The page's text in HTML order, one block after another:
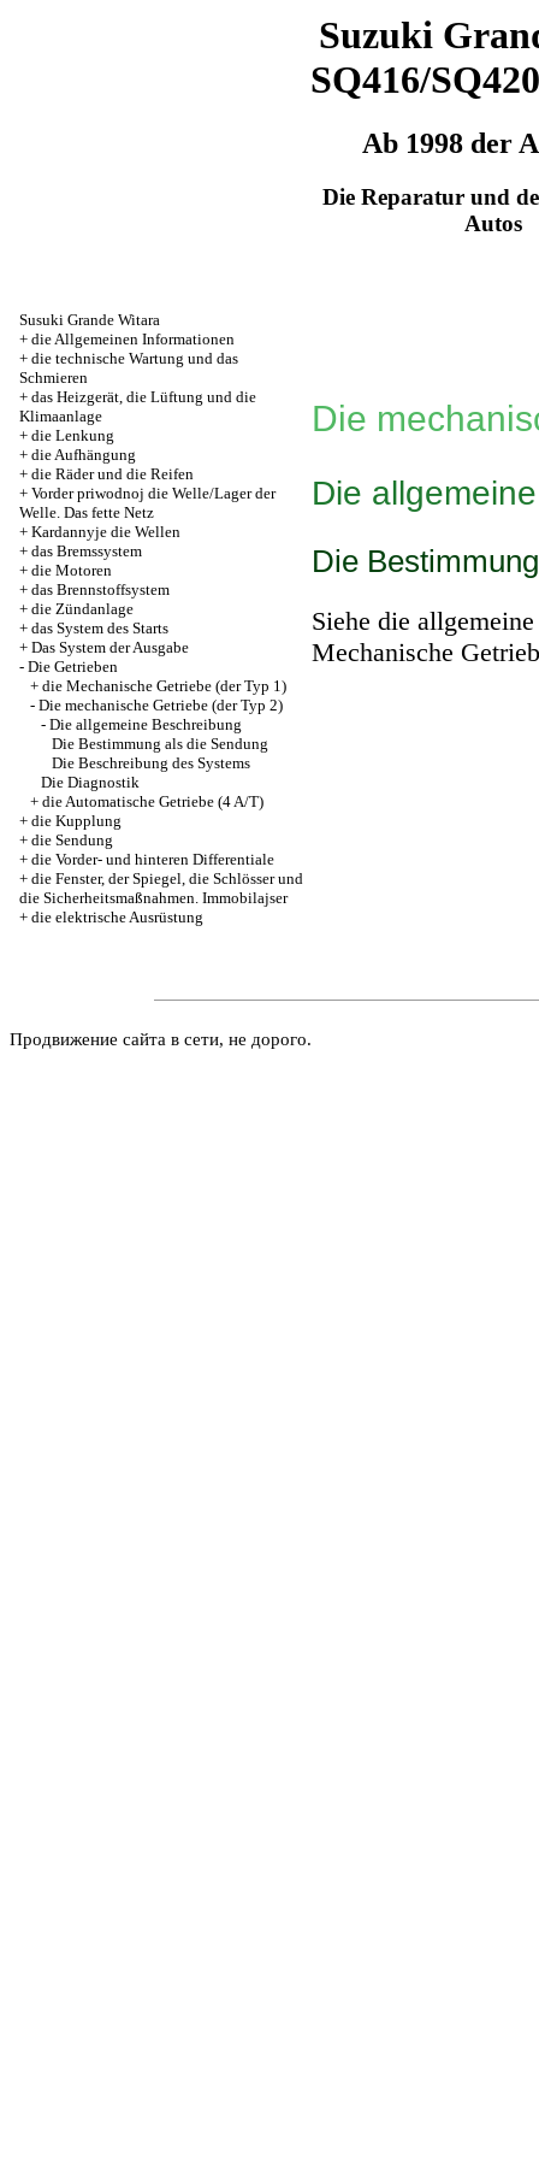
Suzuki
SQ416/
Ab 1998 der
Die Reparatur und
Autos
Susuki Grande Witara
+ die Allgemeinen Informationen
+ die technische Wartung und das
Schmieren
+ das Heizgerät, die Lüftung und die
Klimaanlage
+ die Lenkung
+ die Aufhängung
+ die Räder und die Reifen
+ Vorder priwodnoj die Welle/Lager der
Welle. Das fette Netz
+ Kardannyje die Wellen
+ das Bremssystem
+ die Motoren
+ das Brennstoffsystem
+ die Zündanlage
+ das System des Starts
+ Das System der Ausgabe
- Die Getrieben
+ die Mechanische Getriebe (der Typ 1)
- Die mechanische Getriebe (der Typ 2)
- Die allgemeine Beschreibung
Die Bestimmung als die Sendung
Die Beschreibung des Systems
Die Diagnostik
+ die Automatische Getriebe (4 A/T)
+ die Kupplung
+ die Sendung
+ die Vorder- und hinteren Differentiale
+ die Fenster, der Spiegel, die Schlösser und
die Sicherheitsmaßnahmen. Immobilajser
+ die elektrische Ausrüstung
Die
Die
Die
Siehe die
Mechanische
Продвижение сайта в сети, не дорого.